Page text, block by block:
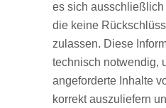
es sich ausschließlich
die keine
zulassen. Diese
technisch notwendig,
angeforderte Inhalte
korrekt auszuliefern